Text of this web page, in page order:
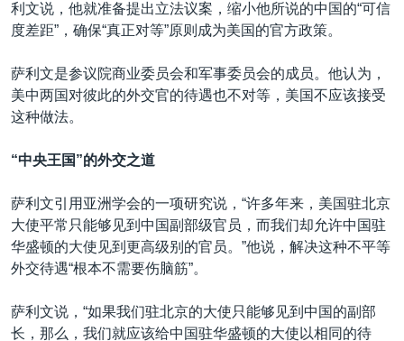
利文说，他就准备提出立法议案，缩小他所说的中国的“可信
度差距”，确保“真正对等”原则成为美国的官方政策。
萨利文是参议院商业委员会和军事委员会的成员。他认为，
美中两国对彼此的外交官的待遇也不对等，美国不应该接受
这种做法。
“中央王国”的外交之道
萨利文引用亚洲学会的一项研究说，“许多年来，美国驻北京
大使平常只能够见到中国副部级官员，而我们却允许中国驻
华盛顿的大使见到更高级别的官员。”他说，解决这种不平等
外交待遇“根本不需要伤脑筋”。
萨利文说，“如果我们驻北京的大使只能够见到中国的副部
长，那么，我们就应该给中国驻华盛顿的大使以相同的待